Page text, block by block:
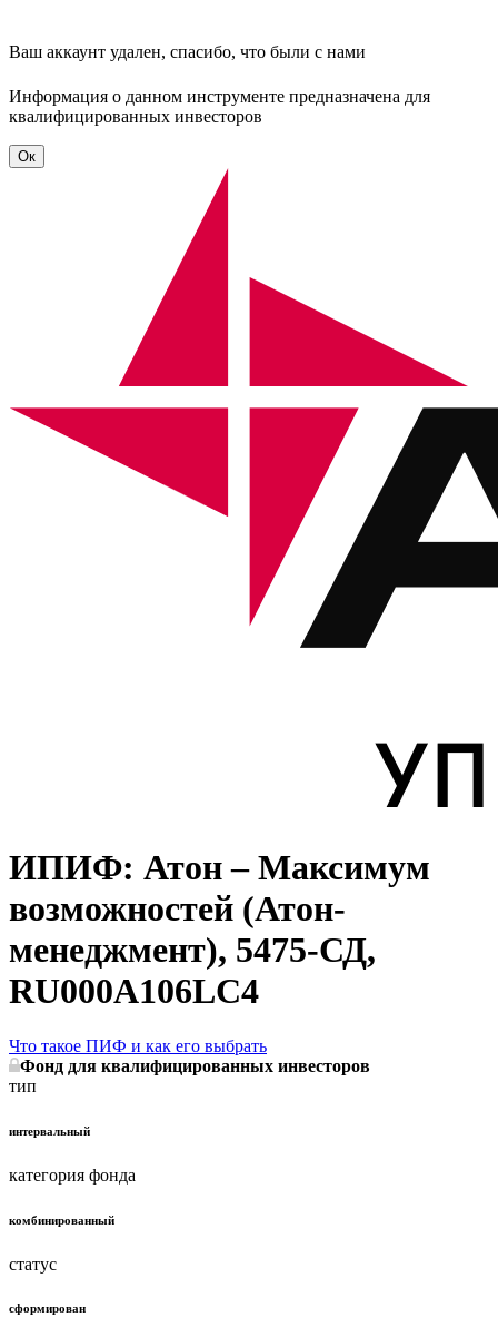
Ваш аккаунт удален, спасибо, что были с нами
Информация о данном инструменте предназначена для
квалифицированных инвесторов
Ок
ИПИФ: Атон – Максимум
возможностей (Атон-
менеджмент), 5475-СД,
RU000A106LC4
Что такое ПИФ и как его выбрать
Фонд для квалифицированных инвесторов
тип
интервальный
категория фонда
комбинированный
статус
сформирован